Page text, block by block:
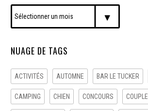
NUAGE DE TAGS
ACTIVITÉS AUTOMNE BAR LE TUCKER
CAMPING CHIEN CONCOURS COUPLE